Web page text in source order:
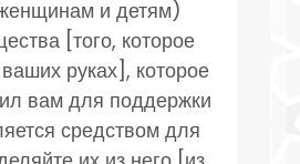
и детям)
[того, которое
руках], которое
вам для поддержки
средством для